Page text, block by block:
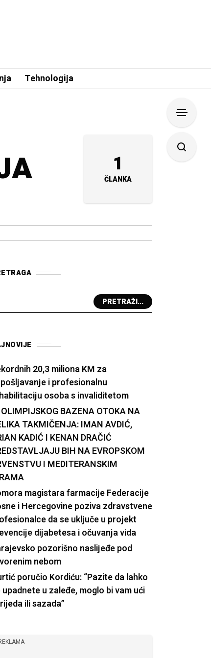
Tehnologija
1
ČLANKA
PRETRAŽI...
20,3 miliona KM za
i profesionalnu
osoba s invaliditetom
BAZENA OTOKA NA
TAKMIČENJA: IMAN AVDIĆ,
KADIĆ I KENAN DRAČIĆ
BIH NA EVROPSKOM
I MEDITERANSKIM
magistara farmacije Federacije
i Hercegovine poziva zdravstvene
da se uključe u projekt
dijabetesa i očuvanja vida
pozorišno naslijeđe pod
nebom
poručio Kordiću: “Pazite da lahko
upadnete u zaleđe, moglo bi vam ući
ili sazada”